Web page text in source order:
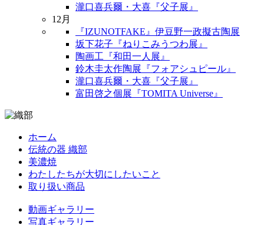
瀧口喜兵爾・大喜『父子展』
12月
『IZUNOTFAKE』伊豆野一政擬古陶展
坂下花子『ねりこみうつわ展』
陶画工『和田一人展』
鈴木圭太作陶展『フォアシュピール』
瀧口喜兵爾・大喜『父子展』
富田啓之個展『TOMITA Universe』
ホーム
伝統の器 織部
美濃焼
わたしたちが大切にしたいこと
取り扱い商品
動画ギャラリー
写真ギャラリー